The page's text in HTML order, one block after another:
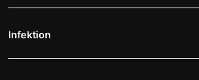
Infektion